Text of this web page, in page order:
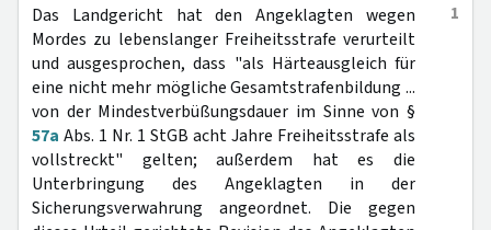
1
Das Landgericht hat den Angeklagten wegen
Mordes zu lebenslanger Freiheitsstrafe verurteilt
und ausgesprochen, dass "als Härteausgleich für
eine nicht mehr mögliche Gesamtstrafenbildung ...
von der Mindestverbüßungsdauer im Sinne von §
57a Abs. 1 Nr. 1 StGB acht Jahre Freiheitsstrafe als
vollstreckt" gelten; außerdem hat es die
Unterbringung des Angeklagten in der
Sicherungsverwahrung angeordnet. Die gegen